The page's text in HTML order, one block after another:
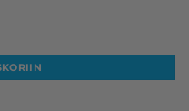
– tarvike, premium